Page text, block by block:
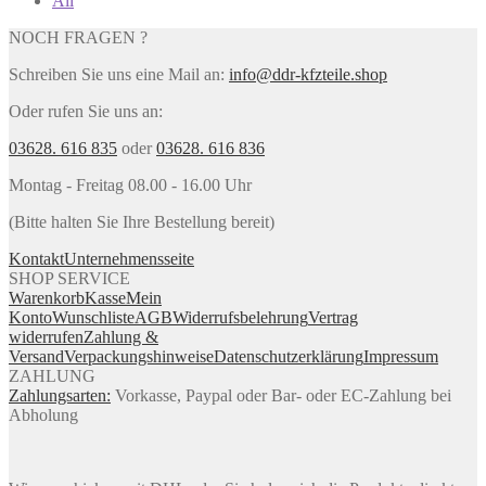
NOCH FRAGEN ?
Schreiben Sie uns eine Mail an: info@ddr-kfzteile.shop
Oder rufen Sie uns an:
03628. 616 835 oder03628. 616 836
Montag - Freitag 08.00 - 16.00 Uhr
(Bitte halten Sie Ihre Bestellung bereit)
KontaktUnternehmensseite
SHOP SERVICE
WarenkorbKasseMein
KontoWunschlisteAGBWiderrufsbelehrungVertrag
widerrufenZahlung &
VersandVerpackungshinweiseDatenschutzerklärungImpressum
ZAHLUNG
Zahlungsarten: Vorkasse, Paypal oder Bar- oder EC-Zahlung bei
Abholung